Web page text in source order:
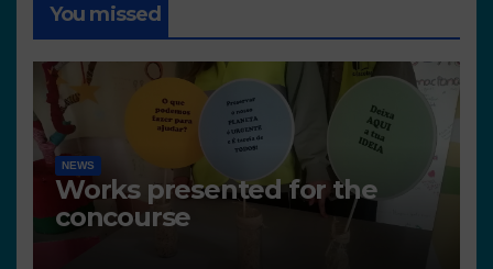
You missed
NEWS
Works presented for the
concourse